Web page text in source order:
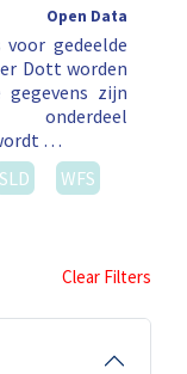
Open Data
gedeelde
Dott worden
gegevens zijn
…
SLD
WFS
Clear Filters